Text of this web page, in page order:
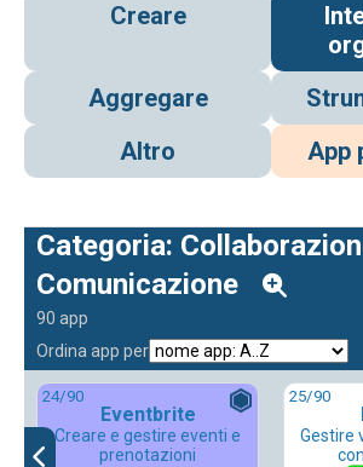
Creare
Aggregare
Altro
App
Categoria:
Comunicazione
90 app
Ordina app per
24/90
Eventbrite
Creare e gestire eventi e
prenotazioni
25/90
Gestire